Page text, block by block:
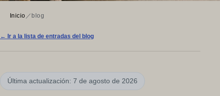
Inicio ／ blog
← Ir a la lista de entradas del blog
Última actualización: 7 de agosto de 2026